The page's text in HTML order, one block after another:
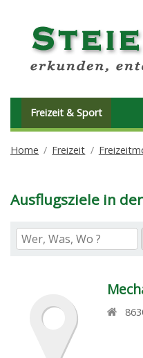
Freizeit & Sport
Home Freizeit
Ausflugsziele in